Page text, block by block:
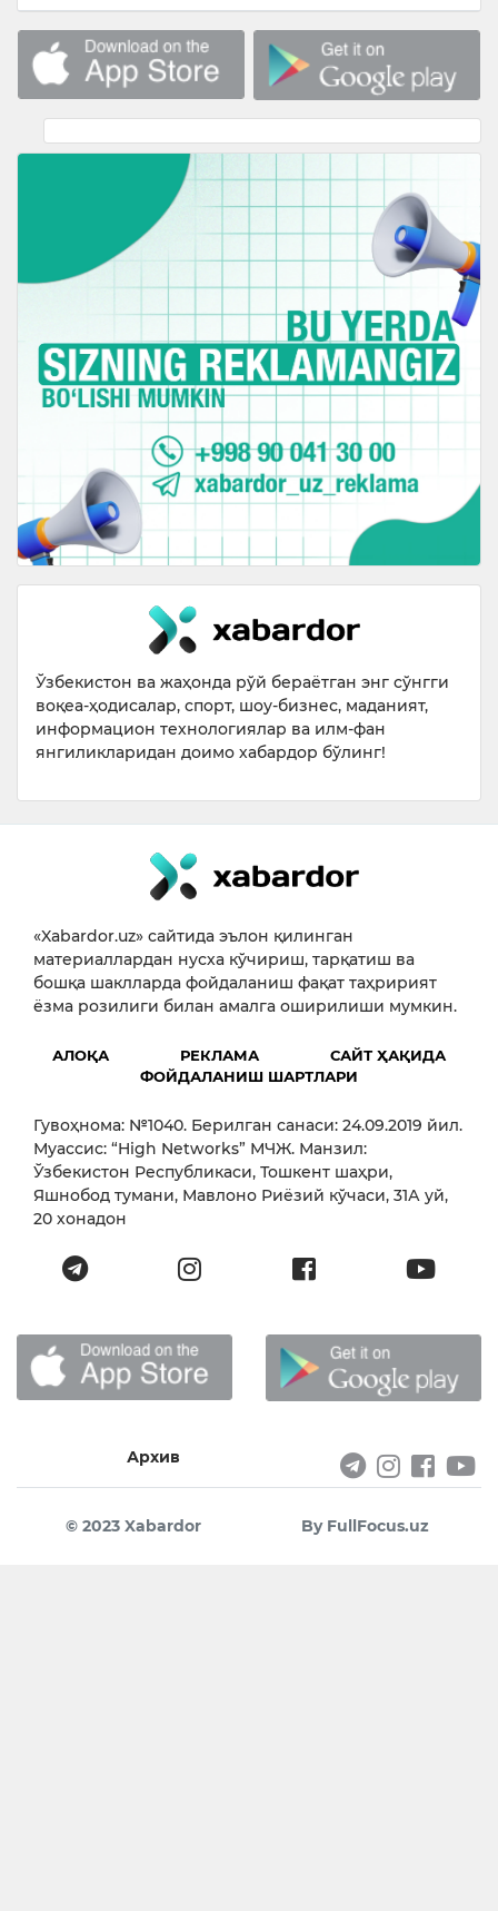
Ўзбекистон ва жаҳонда рўй бераётган энг сўнгги
воқеа-ҳодисалар, спорт, шоу-бизнес, маданият,
информацион технологиялар ва илм-фан
янгиликларидан доимо хабардор бўлинг!
«Xabardor.uz» сайтида эълон қилинган
материаллардан нусха кўчириш, тарқатиш ва
бошқа шаклларда фойдаланиш фақат таҳририят
ёзма розилиги билан амалга оширилиши мумкин.
АЛОҚА РЕКЛАМА
САЙТ ҲАҚИДА
ФОЙДАЛАНИШ ШАРТЛАРИ
Гувоҳнома: №1040. Берилган санаси: 24.09.2019 йил.
Муассис: “High Networks” МЧЖ. Манзил:
Ўзбекистон Республикаси, Тошкент шаҳри,
Яшнобод тумани, Мавлоно Риёзий кўчаси, 31А уй,
20 хонадон
Архив
© 2023 Xabardor By FullFocus.uz